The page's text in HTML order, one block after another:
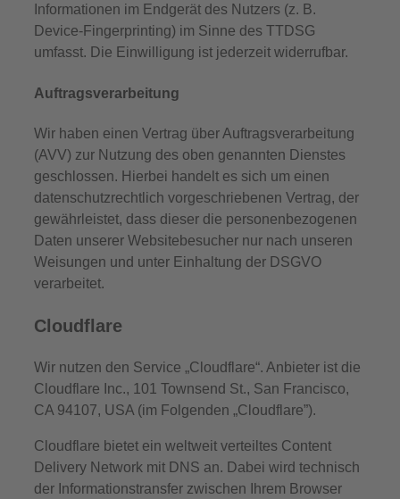
Informationen im Endgerät des Nutzers (z. B.
Device-Fingerprinting) im Sinne des TTDSG
umfasst. Die Einwilligung ist jederzeit widerrufbar.
Auftragsverarbeitung
Wir haben einen Vertrag über Auftragsverarbeitung
(AVV) zur Nutzung des oben genannten Dienstes
geschlossen. Hierbei handelt es sich um einen
datenschutzrechtlich vorgeschriebenen Vertrag, der
gewährleistet, dass dieser die personenbezogenen
Daten unserer Websitebesucher nur nach unseren
Weisungen und unter Einhaltung der DSGVO
verarbeitet.
Cloudflare
Wir nutzen den Service „Cloudflare“. Anbieter ist die
Cloudflare Inc., 101 Townsend St., San Francisco,
CA 94107, USA (im Folgenden „Cloudflare”).
Cloudflare bietet ein weltweit verteiltes Content
Delivery Network mit DNS an. Dabei wird technisch
der Informationstransfer zwischen Ihrem Browser